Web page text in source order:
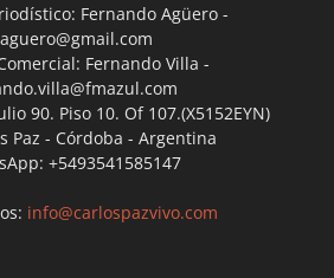
Fernando Agüero -
Fernando Villa -
90. Piso 10. Of 107.(X5152EYN)
Paz - Córdoba - Argentina
+5493541585147
info@carlospazvivo.com